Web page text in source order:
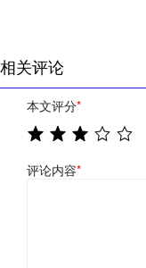
相关评论
本文评分*
评论内容*